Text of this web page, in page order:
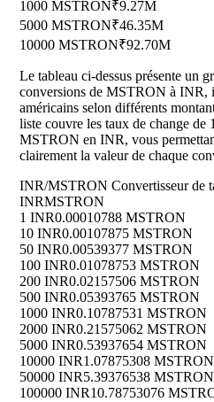
1000 MSTRON₹9.27M
5000 MSTRON₹46.35M
10000 MSTRON₹92.70M
Le tableau ci-dessus présente un
conversions de MSTRON à INR,
américains selon différents
liste couvre les taux de change
MSTRON en INR, vous
clairement la valeur de chaque
INR/MSTRON Convertisseur de
INRMSTRON
1 INR0.00010788 MSTRON
10 INR0.00107875 MSTRON
50 INR0.00539377 MSTRON
100 INR0.01078753 MSTRON
200 INR0.02157506 MSTRON
500 INR0.05393765 MSTRON
1000 INR0.10787531 MSTRON
2000 INR0.21575062 MSTRON
5000 INR0.53937654 MSTRON
10000 INR1.07875308 MSTRON
50000 INR5.39376538 MSTRON
100000 INR10.78753076